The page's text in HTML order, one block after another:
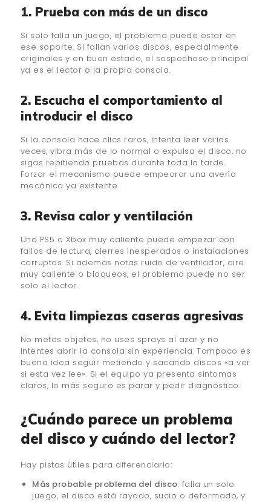
1. Prueba con más de un disco
Si solo falla un juego, el problema puede estar en
ese soporte. Si fallan varios discos, especialmente
originales y en buen estado, el sospechoso principal
ya es el lector o la propia consola.
2. Escucha el comportamiento al
introducir el disco
Si la consola hace clics raros, intenta leer varias
veces, vibra más de lo normal o expulsa el disco, no
sigas repitiendo pruebas durante toda la tarde.
Forzar el mecanismo puede empeorar una avería
mecánica ya existente.
3. Revisa calor y ventilación
Una PS5 o Xbox muy caliente puede empezar con
fallos de lectura, cierres inesperados o instalaciones
corruptas. Si además notas ruido de ventilador, aire
muy caliente o bloqueos, el problema puede no ser
solo el lector.
4. Evita limpiezas caseras agresivas
No metas objetos, no uses sprays al azar y no
intentes abrir la consola sin experiencia. Tampoco es
buena idea seguir metiendo y sacando discos «a ver
si esta vez lee». Si el equipo ya presenta síntomas
claros, lo más seguro es parar y pedir diagnóstico.
¿Cuándo parece un problema
del disco y cuándo del lector?
Hay pistas útiles para diferenciarlo:
Más probable problema del disco: falla un solo
juego, el disco está rayado, sucio o deformado, y